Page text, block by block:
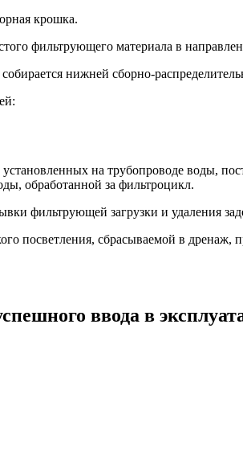
крошка.
фильтрующего материала в
нижней сборно-
на трубопроводе воды,
обработанной за фильтроцикл.
фильтрующей загрузки и удаления
посветления, сбрасываемой в
ввода в